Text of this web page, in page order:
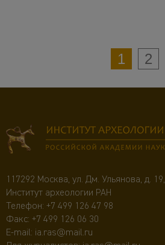
1 2
117292 Москва, ул. Дм. Ульянова, д. 19,
Институт археологии РАН
Телефон: +7 499 126 47 98
Факс: +7 499 126 06 30
E-mail: ia.ras@mail.ru